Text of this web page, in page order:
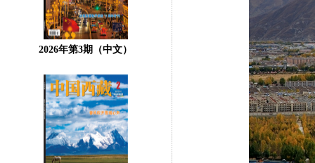
2026年第3期（中文）